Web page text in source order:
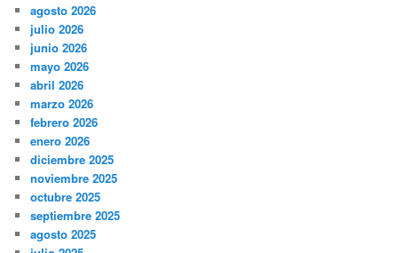
agosto 2026
julio 2026
junio 2026
mayo 2026
abril 2026
marzo 2026
febrero 2026
enero 2026
diciembre 2025
noviembre 2025
octubre 2025
septiembre 2025
agosto 2025